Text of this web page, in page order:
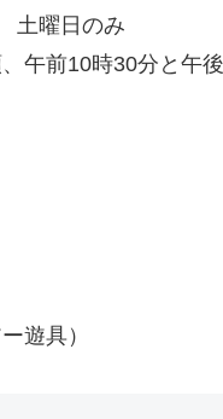
土曜日のみ
午前10時30分と午
遊具）